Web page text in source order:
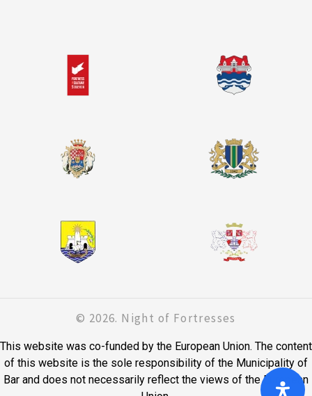
© 2026. Night of Fortresses
This website was co-funded by the European Union. The content
of this website is the sole responsibility of the Municipality of
Bar and does not necessarily reflect the views of the European